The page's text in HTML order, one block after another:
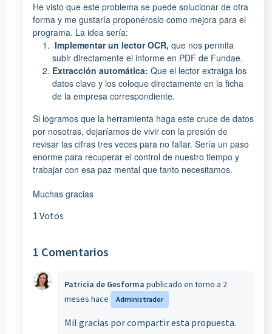
He visto que este problema se puede solucionar de otra
forma y me gustaría proponéroslo como mejora para el
programa. La idea sería:
Implementar un lector OCR, que nos permita
subir directamente el informe en PDF de Fundae.
Extracción automática: Que el lector extraiga los
datos clave y los coloque directamente en la ficha
de la empresa correspondiente.
Si logramos que la herramienta haga este cruce de datos
por nosotras, dejaríamos de vivir con la presión de
revisar las cifras tres veces para no fallar. Sería un paso
enorme para recuperar el control de nuestro tiempo y
trabajar con esa paz mental que tanto necesitamos.
Muchas gracias
1 Votos
1 Comentarios
Patricia de Gesforma publicado en torno a 2
meses hace
Administrador
Mil gracias por compartir esta propuesta.